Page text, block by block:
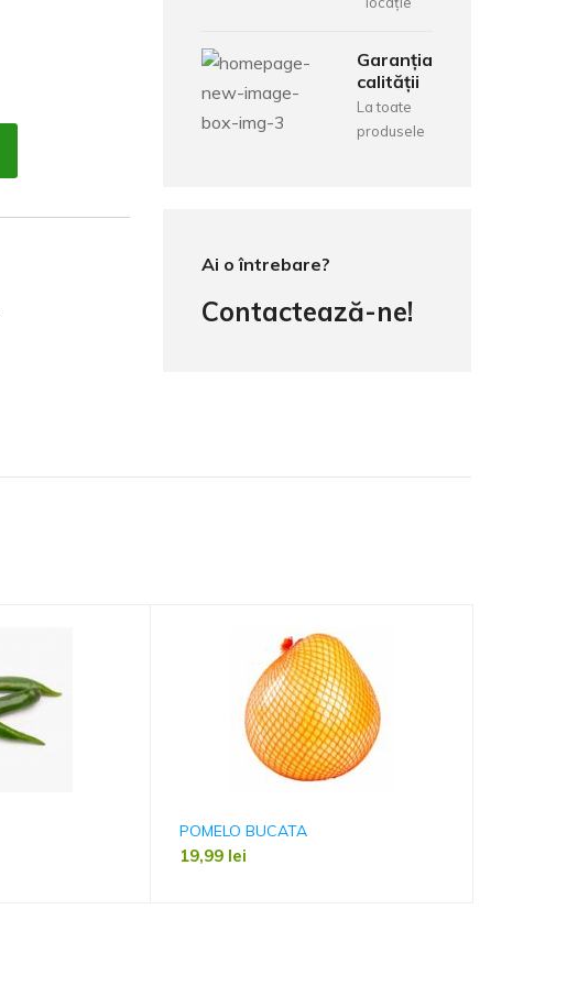
Garanția
calității
La toate
produsele
Ai o întrebare?
Contactează-ne!
POMELO BUCATA
19,99 lei